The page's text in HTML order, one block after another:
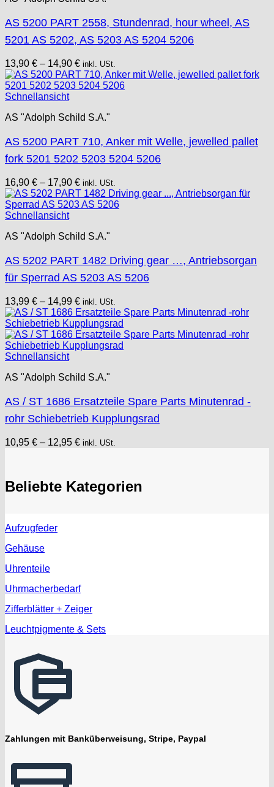
AS 5200 PART 2558, Stundenrad, hour wheel, AS
5201 AS 5202, AS 5203 AS 5204 5206
13,90 € – 14,90 € inkl. USt.
Schnellansicht
AS "Adolph Schild S.A."
AS 5200 PART 710, Anker mit Welle, jewelled pallet
fork 5201 5202 5203 5204 5206
16,90 € – 17,90 € inkl. USt.
Schnellansicht
AS "Adolph Schild S.A."
AS 5202 PART 1482 Driving gear …, Antriebsorgan
für Sperrad AS 5203 AS 5206
13,99 € – 14,99 € inkl. USt.
Schnellansicht
AS "Adolph Schild S.A."
AS / ST 1686 Ersatzteile Spare Parts Minutenrad -
rohr Schiebetrieb Kupplungsrad
10,95 € – 12,95 € inkl. USt.
Beliebte Kategorien
Aufzugfeder
Gehäuse
Uhrenteile
Uhrmacherbedarf
Zifferblätter + Zeiger
Leuchtpigmente & Sets
Zahlungen mit Banküberweisung, Stripe, Paypal